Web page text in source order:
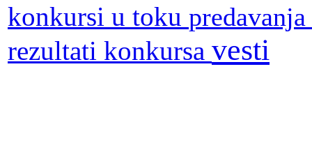
konkursi u toku predavanja
rezultati konkursa vesti